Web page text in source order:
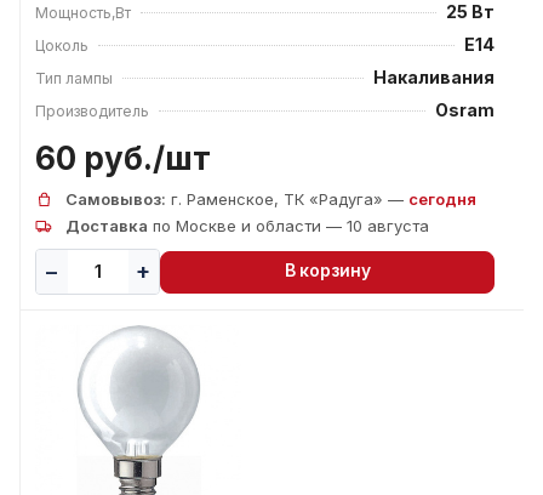
Мощность,Вт
25 Вт
Цоколь E14
Тип лампы Накаливания
Производитель Osram
60 руб./шт
Самовывоз: г. Раменское, ТК «Радуга» — сегодня
Доставка по Москве и области — 10 августа
В корзину